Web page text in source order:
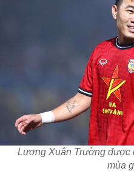
Lương Xuân Trường được
mùa